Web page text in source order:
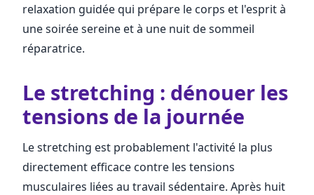
relaxation guidée qui prépare le corps et l'esprit à
une soirée sereine et à une nuit de sommeil
réparatrice.
Le stretching : dénouer les
tensions de la journée
Le stretching est probablement l'activité la plus
directement efficace contre les tensions
musculaires liées au travail sédentaire. Après huit